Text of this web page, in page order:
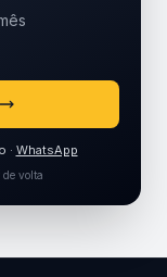
· WhatsApp
volta